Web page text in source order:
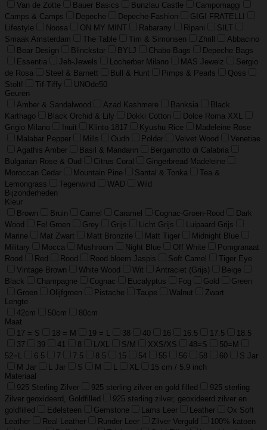
Van de Zotte
Bauer Basics Bunzlau Castle
Campomaggi
Camps & Camps
Depeche Depeche-Fashion
GIGI FRATELLI
Lifestyle
Noosa ON MY MINT Rabarany Ripani
SILT
Smaak Amsterdam
The Table Tim & Simonsen Zhrill
Abbacino
Bear Design
Blinckstar BYLJ Chabo Bags
Depeche Bags
Essentia
Jeh-Jewels Locherber Milano MAS Jewelz
Sergio
de Rosa
Steel & Barnett Bull & Hunt Pimps & Pearls
Qoss
Stolt!
Tif-Tiffy
UNOde50
Geuren
Amber & Sandalwood
Azad Kashmere Banksia
Black
Karthago
Black Orchid & Lily Dokki Cotton
Dolce Roma XXL
Grigio Milano
Inuit Klinto 1817 Kyushu Rice
Madeleine Rose
Malabar Pepper
Mills Oudh Polder Velvet Wood
Venetiae
Agathis Amber
Basil & Mandarin
Bergamotto di Calabria
Bulgarian Rose & Oud
Citrus Coral
Gingerbread Madeleine
Moroccan Cedar
Mountain Pine Santal & Tonka
Tea &
Lemongrass
Tegenwind WAD
Wild
Bijzonderheden
Kleur
Brown
Bruin Camel Caramel Cognac-Groen-Rood
Dark
Wood
Fel Groen Grey Grijs Licht Grijs
Luipaard Grijs
Marine
Mat Zwart Matt Bronzite Matt Tiger
Midnight Blue
Military
Mocca Mushroom Night Blue Off White
Pomgranaat
Rood
Red Rood Rood bloem Jaspis Soft Camel
Tiger Eye
Vintage Brown
White Wood Wit Antraciet (Grijs)
Beige
Black
Champagne Cognac Eucalyptus Fog Gold
Green
Groen
Olijfgroen Pistache Taupe Walnut
Zwart
Lengte
42cm
50cm
80cm
Maat
17 = S
18 = M 19 = L 38 40 16 16.5 17.5
18.5
37
39 41 8 L/XL S/M XXS/XS 48=S
50=M
52=L
6.5 7 7.5 8.5 15 54 55 56 58 60
S Jar
M Jar
L Jar S M L XL
15 cm / 5.9 inch
Materiaal
925 Sterling Zilver
925 sterling zilver en gold filled
925 sterling
Zilver geoxideerd, Goldfilled
925 sterling zilver, geoxideerd zilver en
goldfilled
Edelsteen Gemstone Lams Leer Leather
Ox Soft
Leather
Real Leather Runder Leer Zilver Verguld
100% katoen